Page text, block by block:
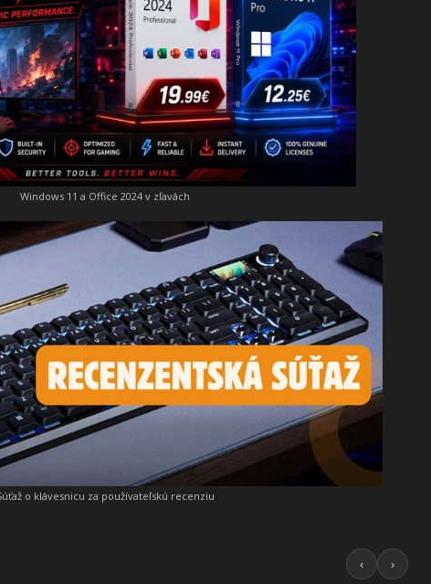
Windows 11 a Office 2024 v zľavách
o klávesnicu za používateľskú recenziu